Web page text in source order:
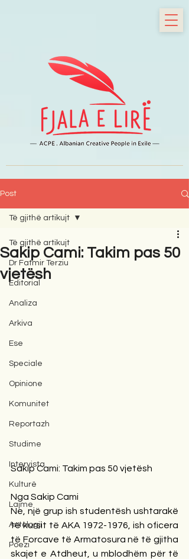
Post
Të gjithë artikujt
Dr Fatmir Terziu
Editorial
Analiza
Arkiva
Ese
Speciale
Opinione
Komunitet
Reportazh
Studime
Intervista
Kulturë
Lajme
Antologji
Poezi
Të gjithë artikujt
Sakip Cami: Takim pas 50
vjetësh
Sakip Cami: Takim pas 50 vjetësh
Nga Sakip Cami
Ne, një grup ish studentësh ushtarakë
të kursit të AKA 1972-1976, ish oficera
të Forcave të Armatosura në të gjitha
skajet e Atdheut, u mblodhëm për të